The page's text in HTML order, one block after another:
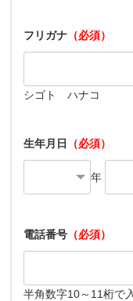
フリガナ （必須）
シゴト ハナコ
生年月日 （必須）
年
電話番号 （必須）
半角数字10～11桁で